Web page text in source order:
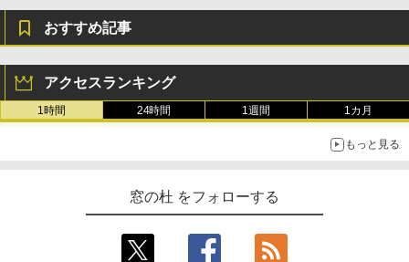
おすすめ記事
アクセスランキング
1時間 24時間 1週間 1カ月
もっと見る
窓の杜 をフォローする